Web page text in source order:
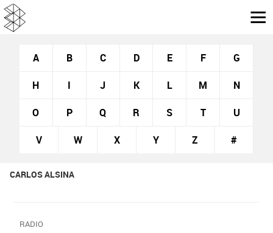
A B C D E F G
H I J K L M N
O P Q R S T U
V W X Y Z #
CARLOS ALSINA
RADIO